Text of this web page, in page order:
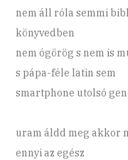
nem áll róla semmi
könyvedben
nem ógörög s nem is
s pápa-féle latin sem
smartphone utolsó
uram áldd meg akkor
ennyi az egész